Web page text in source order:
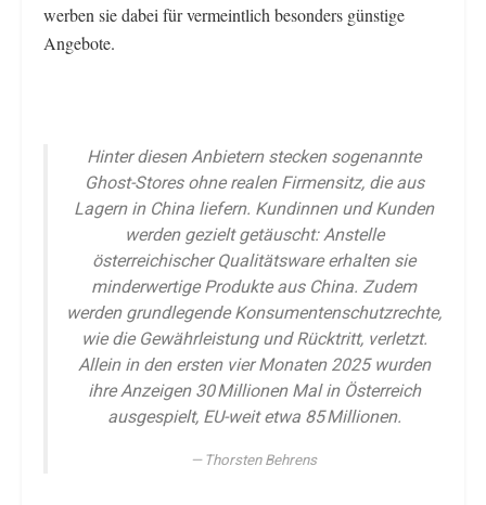
werben sie dabei für vermeintlich besonders günstige
Angebote.
Hinter diesen Anbietern stecken sogenannte
Ghost-Stores ohne realen Firmensitz, die aus
Lagern in China liefern. Kundinnen und Kunden
werden gezielt getäuscht: Anstelle
österreichischer Qualitätsware erhalten sie
minderwertige Produkte aus China. Zudem
werden grundlegende Konsumentenschutzrechte,
wie die Gewährleistung und Rücktritt, verletzt.
Allein in den ersten vier Monaten 2025 wurden
ihre Anzeigen 30 Millionen Mal in Österreich
ausgespielt, EU-weit etwa 85 Millionen.
Thorsten Behrens